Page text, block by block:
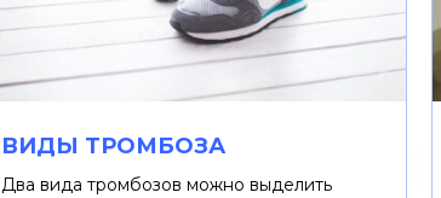
ВИДЫ ТРОМБОЗА
Два вида тромбозов можно выделить